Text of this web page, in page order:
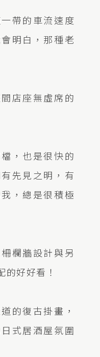
帶的車流速度
明白，那種老
店座無虛席的
，也是很快的
先見之明，有
，總是很積極
欄牆設計與另
好好看！
的復古掛畫，
式居酒屋氛圍